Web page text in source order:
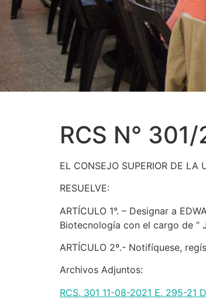
RCS N°
EL CONSEJO SUPERIOR DE LA
RESUELVE:
ARTÍCULO 1°. – Designar a
Biotecnología con el cargo de “
ARTÍCULO 2º.- Notifíquese,
Archivos Adjuntos:
RCS. 301 11-08-2021 E. 295-21